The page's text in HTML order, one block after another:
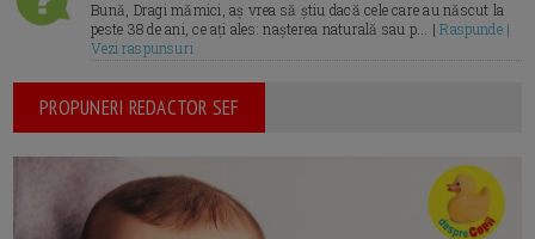
Bună, Dragi mămici, aș vrea să știu dacă cele care au născut la
peste 38 de ani, ce ați ales: nașterea naturală sau p... |Raspunde |
Vezi raspunsuri
PROPUNERI REDACTOR SEF